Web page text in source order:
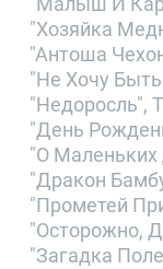
"Хозяйка
"Антоша
"Не Хочу
"Недоросль",
"День
"О Маленьких
"Дракон
"Прометей
"Осторожно,
"Загадка